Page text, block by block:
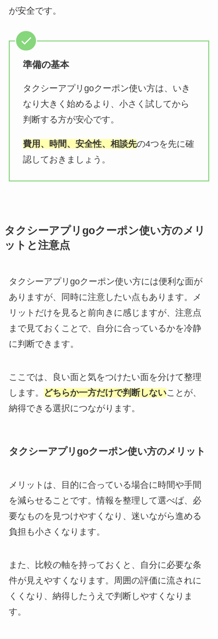
が安全です。
準備の基本
タクシーアプリgoクーポン使い方は、いき
なり大きく始めるより、小さく試してから
判断する方が安心です。
費用、時間、安全性、相談先の4つを先に確
認しておきましょう。
タクシーアプリgoクーポン使い方のメリ
ットと注意点
タクシーアプリgoクーポン使い方には便利な面が
ありますが、同時に注意したい点もあります。メ
リットだけを見ると前向きに感じますが、注意点
まで見ておくことで、自分に合っているかを冷静
に判断できます。
ここでは、良い面と気をつけたい面を分けて整理
します。
どちらか一方だけで判断しないことが、
納得できる選択につながります。
タクシーアプリgoクーポン使い方のメリット
メリットは、目的に合っている場合に時間や手間
を減らせることです。情報を整理して選べば、必
要なものを見つけやすくなり、迷いながら進める
負担も小さくなります。
また、比較の軸を持っておくと、自分に必要な条
件が見えやすくなります。周囲の評価に流されに
くくなり、納得したうえで判断しやすくなりま
す。